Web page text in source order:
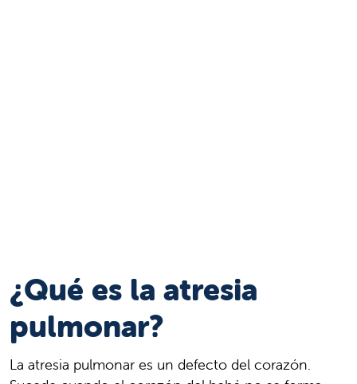
¿Qué es la atresia
pulmonar?
La atresia pulmonar es un defecto del corazón.